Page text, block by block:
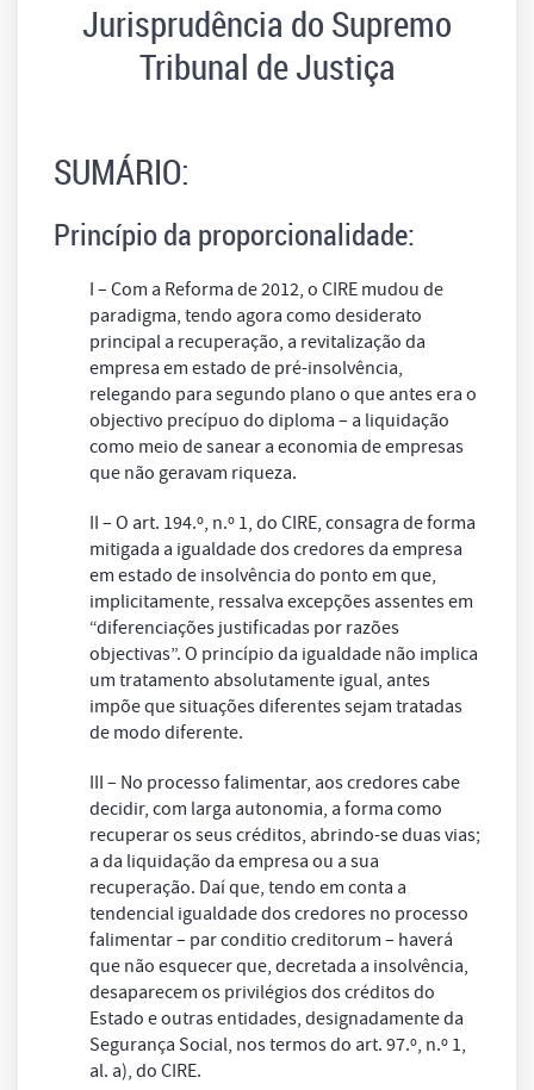
Jurisprudência do Supremo
Tribunal de Justiça
SUMÁRIO:
Princípio da proporcionalidade:
I – Com a Reforma de 2012, o CIRE mudou de
paradigma, tendo agora como desiderato
principal a recuperação, a revitalização da
empresa em estado de pré-insolvência,
relegando para segundo plano o que antes era o
objectivo precípuo do diploma – a liquidação
como meio de sanear a economia de empresas
que não geravam riqueza.
II – O art. 194.º, n.º 1, do CIRE, consagra de forma
mitigada a igualdade dos credores da empresa
em estado de insolvência do ponto em que,
implicitamente, ressalva excepções assentes em
“diferenciações justificadas por razões
objectivas”. O princípio da igualdade não implica
um tratamento absolutamente igual, antes
impõe que situações diferentes sejam tratadas
de modo diferente.
III – No processo falimentar, aos credores cabe
decidir, com larga autonomia, a forma como
recuperar os seus créditos, abrindo-se duas vias;
a da liquidação da empresa ou a sua
recuperação. Daí que, tendo em conta a
tendencial igualdade dos credores no processo
falimentar – par conditio creditorum – haverá
que não esquecer que, decretada a insolvência,
desaparecem os privilégios dos créditos do
Estado e outras entidades, designadamente da
Segurança Social, nos termos do art. 97.º, n.º 1,
al. a), do CIRE.